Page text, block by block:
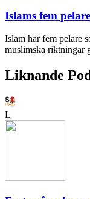
Islams fem pelare
Islam har fem pelare
muslimska riktningar
Liknande
L